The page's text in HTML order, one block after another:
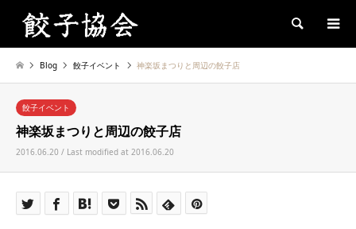
Search
Blog 餃子イベント 神楽坂まつりと周辺の餃子店
餃子イベント
神楽坂まつりと周辺の餃子店
2016.06.20 / Last modified at 2016.06.20